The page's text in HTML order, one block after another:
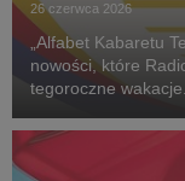
26 czerwca 2026
„Alfabet Kabaretu
nowości, które
tegoroczne